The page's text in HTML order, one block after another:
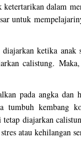
dalam
untuk
ketika
calistung.
pada angka
tumbuh kembang
diajarkan
atau kehilangan